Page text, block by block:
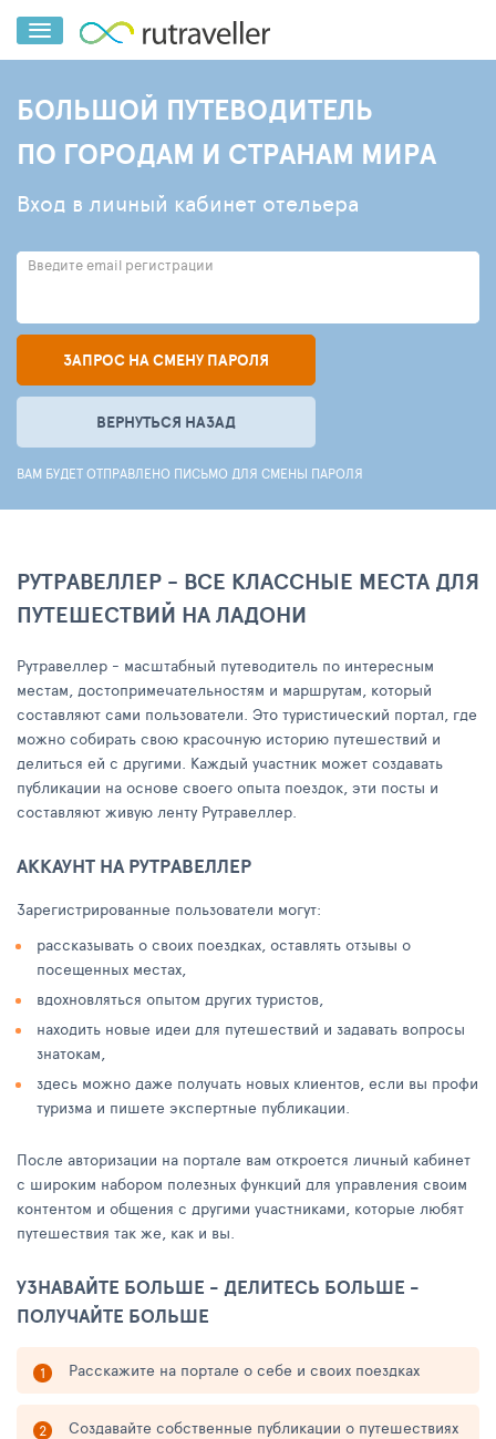
БОЛЬШОЙ ПУТЕВОДИТЕЛЬ
ПО ГОРОДАМ И СТРАНАМ МИРА
Вход в личный кабинет отельера
Введите email регистрации
ЗАПРОС НА СМЕНУ ПАРОЛЯ
ВЕРНУТЬСЯ НАЗАД
ВАМ БУДЕТ ОТПРАВЛЕНО ПИСЬМО ДЛЯ СМЕНЫ ПАРОЛЯ
РУТРАВЕЛЛЕР - ВСЕ КЛАССНЫЕ МЕСТА ДЛЯ
ПУТЕШЕСТВИЙ НА ЛАДОНИ
Рутравеллер - масштабный путеводитель по интересным
местам, достопримечательностям и маршрутам, который
составляют сами пользователи. Это туристический портал, где
можно собирать свою красочную историю путешествий и
делиться ей с другими. Каждый участник может создавать
публикации на основе своего опыта поездок, эти посты и
составляют живую ленту Рутравеллер.
АККАУНТ НА РУТРАВЕЛЛЕР
Зарегистрированные пользователи могут:
рассказывать о своих поездках, оставлять отзывы о
посещенных местах,
вдохновляться опытом других туристов,
находить новые идеи для путешествий и задавать вопросы
знатокам,
здесь можно даже получать новых клиентов, если вы профи
туризма и пишете экспертные публикации.
После авторизации на портале вам откроется личный кабинет
с широким набором полезных функций для управления своим
контентом и общения с другими участниками, которые любят
путешествия так же, как и вы.
УЗНАВАЙТЕ БОЛЬШЕ - ДЕЛИТЕСЬ БОЛЬШЕ -
ПОЛУЧАЙТЕ БОЛЬШЕ
Расскажите на портале о себе и своих поездках
Создавайте собственные публикации о путешествиях